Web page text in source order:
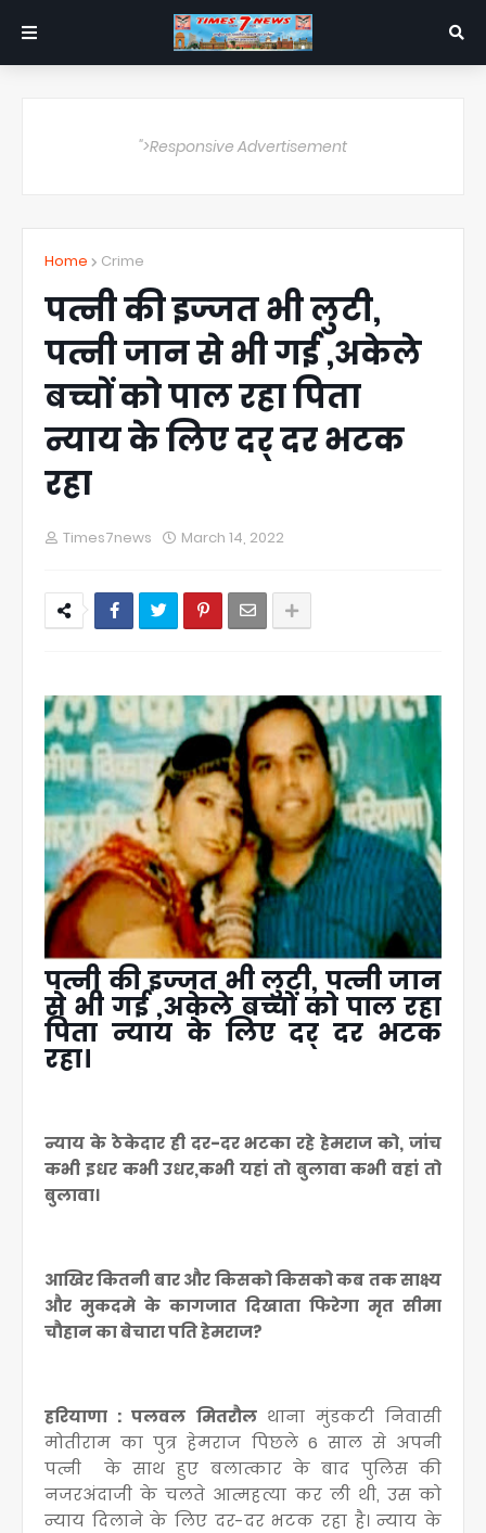
">Responsive Advertisement
Home Crime
पत्नी की इज्जत भी लुटी,
पत्नी जान से भी गई ,अकेले
बच्चों को पाल रहा पिता
न्याय के लिए दर् दर भटक
रहा
Times7news March 14, 2022
पत्नी की इज्जत भी लुटी, पत्नी जान
से भी गई ,अकेले बच्चों को पाल रहा
पिता न्याय के लिए दर् दर भटक
रहा।
न्याय के ठेकेदार ही दर-दर भटका रहे हेमराज को, जांच
कभी इधर कभी उधर,कभी यहां तो बुलावा कभी वहां तो
बुलावा।
आखिर कितनी बार और किसको किसको कब तक साक्ष्य
और मुकदमे के कागजात दिखाता फिरेगा मृत सीमा
चौहान का बेचारा पति हेमराज?
हरियाणा : पलवल मितरौल थाना मुंडकटी निवासी
मोतीराम का पुत्र हेमराज पिछले 6 साल से अपनी
पत्नी के साथ हुए बलात्कार के बाद पुलिस की
नजरअंदाजी के चलते आत्महत्या कर ली थी, उस को
न्याय दिलाने के लिए दर-दर भटक रहा है। न्याय के